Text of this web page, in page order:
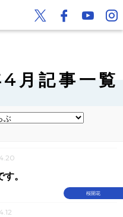
月記事一覧
桜開花
。